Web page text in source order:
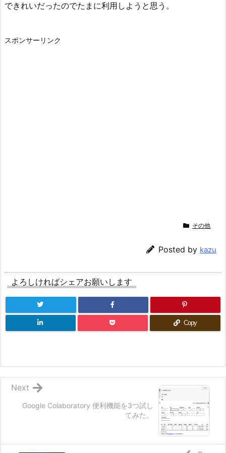
できれいだったのでたまに利用しようと思う。
スポンサーリンク
その他
Posted by kazu
よろしければシェアお願いします
Copy
Google Colaboratory 便利機能を3つ試し
てみた。
Next